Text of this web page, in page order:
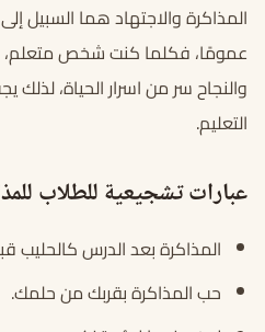
المذاكرة والاجتهاد هما السبيل
عمومًا، فكلما كنت شخص متعلم،
والنجاح سر من اسرار الحياة، لذلك
التعليم.
عبارات تشجيعية للطلاب
المذاكرة بعد الدرس كالحليب
حب المذاكرة بقربك من حلمك.